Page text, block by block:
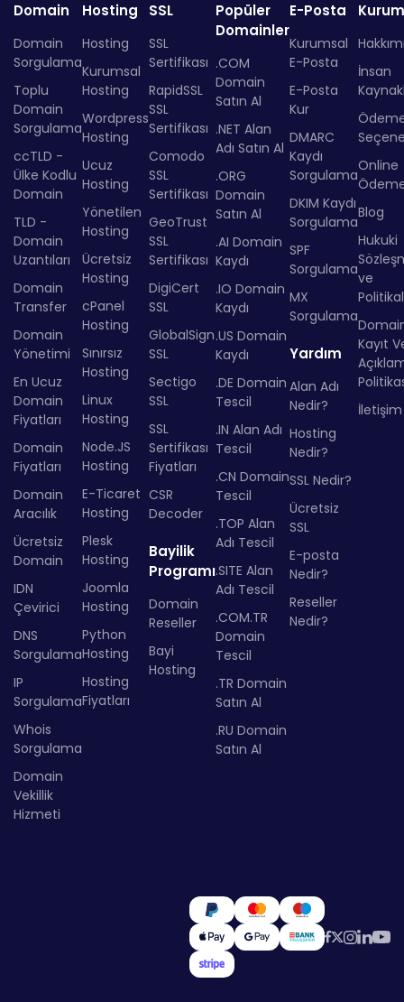
Domain
Domain
Sorgulama
Toplu
Domain
Sorgulama
ccTLD -
Ülke Kodlu
Domain
TLD -
Domain
Uzantıları
Domain
Transfer
Domain
Yönetimi
En Ucuz
Domain
Fiyatları
Domain
Fiyatları
Domain
Aracılık
Ücretsiz
Domain
IDN
Çevirici
DNS
Sorgulama
IP
Sorgulama
Whois
Sorgulama
Domain
Vekillik
Hizmeti
Hosting
Hosting
Kurumsal
Hosting
Wordpress
Hosting
Ucuz
Hosting
Yönetilen
Hosting
Ücretsiz
Hosting
cPanel
Hosting
Sınırsız
Hosting
Linux
Hosting
Node.JS
Hosting
E-Ticaret
Hosting
Plesk
Hosting
Joomla
Hosting
Python
Hosting
Hosting
Fiyatları
SSL
SSL
Sertifikası
RapidSSL
SSL
Sertifikası
Comodo
SSL
Sertifikası
GeoTrust
SSL
Sertifikası
DigiCert
SSL
GlobalSign
SSL
Sectigo
SSL
SSL
Sertifikası
Fiyatları
CSR
Decoder
Bayilik
Programı
Domain
Reseller
Bayi
Hosting
Popüler
Domainler
.COM
Domain
Satın Al
.NET Alan
Adı Satın Al
.ORG
Domain
Satın Al
.AI Domain
Kaydı
.IO Domain
Kaydı
.US Domain
Kaydı
.DE Domain
Tescil
.IN Alan Adı
Tescil
.CN Domain
Tescil
.TOP Alan
Adı Tescil
.SITE Alan
Adı Tescil
.COM.TR
Domain
Tescil
.TR Domain
Satın Al
.RU Domain
Satın Al
E-Posta
Kurumsal
E-Posta
E-Posta
Kur
DMARC
Kaydı
Sorgulama
DKIM Kaydı
Sorgulama
SPF
Sorgulama
MX
Sorgulama
Yardım
Alan Adı
Nedir?
Hosting
Nedir?
SSL Nedir?
Ücretsiz
SSL
E-posta
Nedir?
Reseller
Nedir?
İnsan
Online
Blog
Hukuki
ve
Kayıt
İletişim